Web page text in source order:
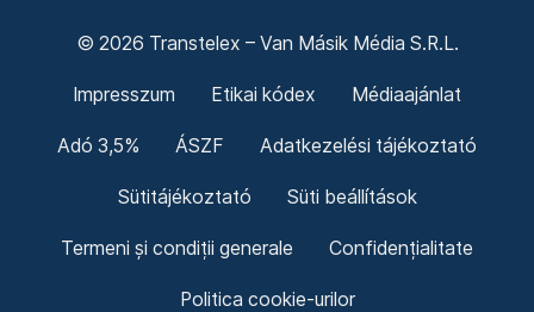
© 2026 Transtelex – Van Másik Média S.R.L.
Impresszum Etikai kódex Médiaajánlat
Adó 3,5% ÁSZF Adatkezelési tájékoztató
Sütitájékoztató Süti beállítások
Termeni și condiții generale Confidențialitate
Politica cookie-urilor